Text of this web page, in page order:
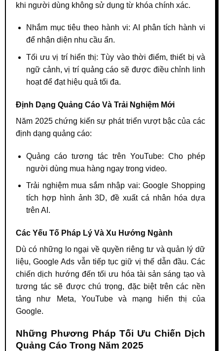
khi người dùng không sử dụng từ khóa chính xác.
Nhắm mục tiêu theo hành vi: AI phân tích hành vi
để nhận diện nhu cầu ẩn.
Tối ưu vị trí hiển thị: Tùy vào thời điểm, thiết bị và
ngữ cảnh, vị trí quảng cáo sẽ được điều chỉnh linh
hoạt để đạt hiệu quả tối đa.
Định Dạng Quảng Cáo Và Trải Nghiệm Mới
Năm 2025 chứng kiến sự phát triển vượt bậc của các
định dạng quảng cáo:
Quảng cáo tương tác trên YouTube: Cho phép
người dùng mua hàng ngay trong video.
Trải nghiệm mua sắm nhập vai: Google Shopping
tích hợp hình ảnh 3D, đề xuất cá nhân hóa dựa
trên AI.
Các Yếu Tố Pháp Lý Và Xu Hướng Ngành
Dù có những lo ngại về quyền riêng tư và quản lý dữ
liệu, Google Ads vẫn tiếp tục giữ vị thế dẫn đầu. Các
chiến dịch hướng đến tối ưu hóa tài sản sáng tạo và
tương tác sẽ được chú trọng, đặc biệt trên các nền
tảng như Meta, YouTube và mạng hiển thị của
Google.
Những Phương Pháp Tối Ưu Chiến Dịch
Quảng Cáo Trong Năm 2025